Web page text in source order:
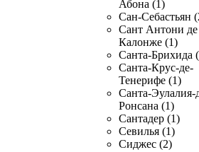
Абона (1)
Сан-Себастьян
Сант Антони де
Калонже (1)
Санта-Брихида
Санта-Крус-де-
Тенерифе (1)
Санта-Эулалия-
Ронсана (1)
Сантадер (1)
Севилья (1)
Сиджес (2)